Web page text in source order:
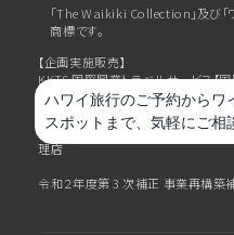
「The Waikiki Collection」及び「
商標です。
【企画実施販売】
KKTS 国際興業トラベルサービス【
https://hawaii-mice.com/
〒104-8460 東京都中央区八重洲２
観光庁長官登録旅行業第1948号
理店
令和２年度第 3 次補正 事業再構築